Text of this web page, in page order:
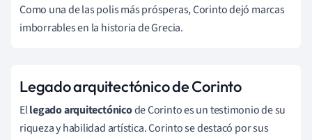
Como una de las polis más prósperas, Corinto dejó marcas
imborrables en la historia de Grecia.
Legado arquitectónico de Corinto
Ellegado arquitectónicode Corinto es un testimonio de su
riqueza y habilidad artística. Corinto se destacó por sus